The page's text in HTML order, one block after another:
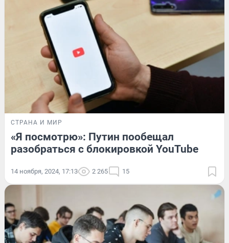
СТРАНА И МИР
«Я посмотрю»: Путин пообещал
разобраться с блокировкой YouTube
14 ноября, 2024, 17:13 2 265 15